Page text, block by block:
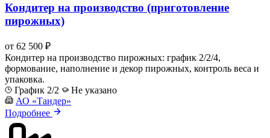
Кондитер на производство (приготовление
пирожных)
от 62 500 ₽
Кондитер на производство пирожных: график 2/2/4,
формование, наполнение и декор пирожных, контроль веса и
упаковка.
График 2/2
Не указано
АО «Тандер»
Подробнее